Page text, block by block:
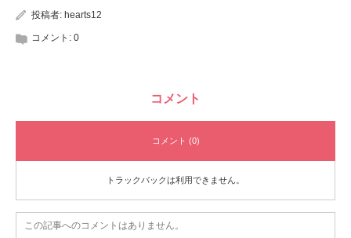
投稿者: hearts12
コメント: 0
コメント
コメント (0)
トラックバックは利用できません。
この記事へのコメントはありません。